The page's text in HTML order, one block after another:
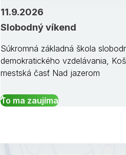
Slobodný víkend
11.9.2026
Súkromná základná škola
demokratického vzdelávania,
mestská časť Nad jazerom
To ma zaujíma